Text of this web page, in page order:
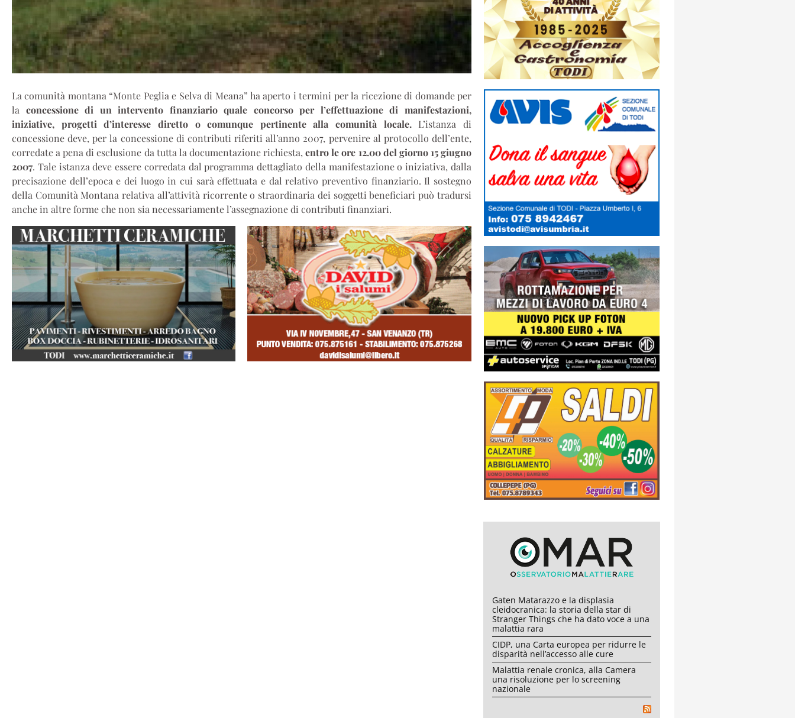
La comunità montana “Monte Peglia e Selva di Meana” ha aperto i termini per la ricezione di domande per
la concessione di un intervento finanziario quale concorso per l’effettuazione di manifestazioni,
iniziative, progetti d’interesse diretto o comunque pertinente alla comunità locale.L’istanza di
concessione deve, per la concessione di contributi riferiti all’anno 2007, pervenire al protocollo dell’ente,
corredate a pena di esclusione da tutta la documentazione richiesta,entro le ore 12.00 del giorno 15 giugno
2007. Tale istanza deve essere corredata dal programma dettagliato della manifestazione o iniziativa, dalla
precisazione dell’epoca e dei luogo in cui sarà effettuata e dal relativo preventivo finanziario. Il sostegno
della Comunità Montana relativa all’attività ricorrente o straordinaria dei soggetti beneficiari può tradursi
anche in altre forme che non sia necessariamente l’assegnazione di contributi finanziari.
Gaten Matarazzo e la displasia
cleidocranica: la storia della star di
Stranger Things che ha dato voce a una
malattia rara
CIDP, una Carta europea per ridurre le
disparità nell’accesso alle cure
Malattia renale cronica, alla Camera
una risoluzione per lo screening
nazionale